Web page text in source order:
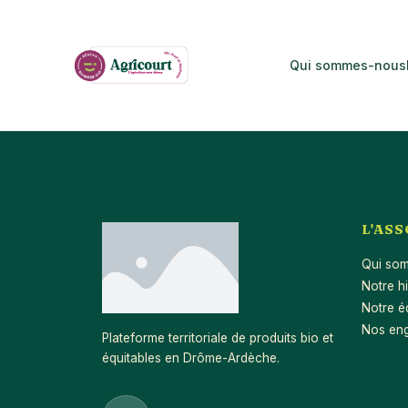
Qui sommes-nous
Plateforme territoriale de produits bio et
équitables en Drôme-Ardèche.
Qui
Notre
Notre
Nos